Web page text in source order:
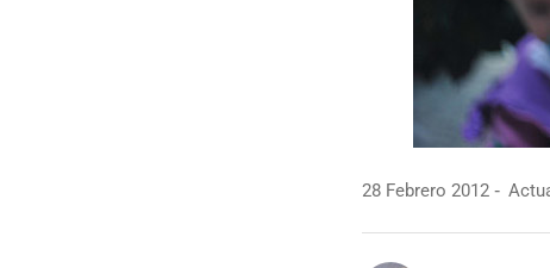
28 Febrero 2012